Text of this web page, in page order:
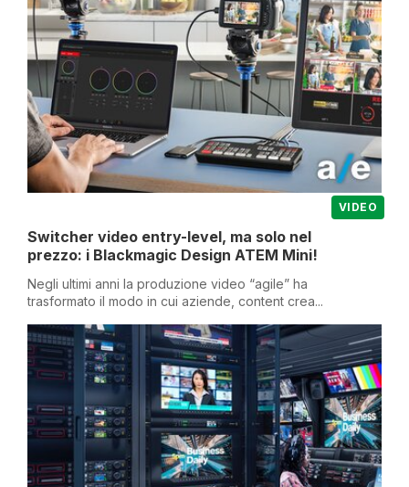
VIDEO
Switcher video entry-level, ma solo nel
prezzo: i Blackmagic Design ATEM Mini!
Negli ultimi anni la produzione video “agile” ha
trasformato il modo in cui aziende, content crea...